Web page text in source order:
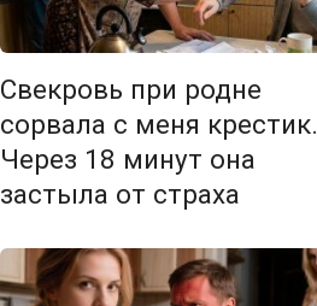
Свекровь при родне
сорвала с меня крестик.
Через 18 минут она
застыла от страха